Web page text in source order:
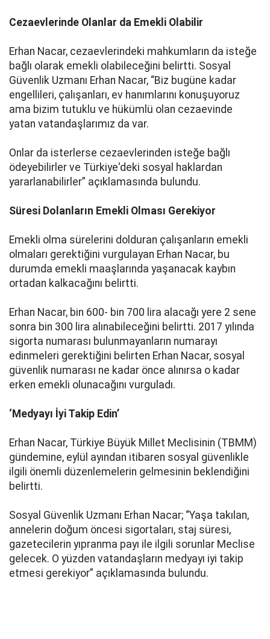
Cezaevlerinde Olanlar da Emekli Olabilir
Erhan Nacar, cezaevlerindeki mahkumların da isteğe
bağlı olarak emekli olabileceğini belirtti. Sosyal
Güvenlik Uzmanı Erhan Nacar, “Biz bugüne kadar
engellileri, çalışanları, ev hanımlarını konuşuyoruz
ama bizim tutuklu ve hükümlü olan cezaevinde
yatan vatandaşlarımız da var.
Onlar da isterlerse cezaevlerinden isteğe bağlı
ödeyebilirler ve Türkiye'deki sosyal haklardan
yararlanabilirler” açıklamasında bulundu.
Süresi Dolanların Emekli Olması Gerekiyor
Emekli olma sürelerini dolduran çalışanların emekli
olmaları gerektiğini vurgulayan Erhan Nacar, bu
durumda emekli maaşlarında yaşanacak kaybın
ortadan kalkacağını belirtti.
Erhan Nacar, bin 600- bin 700 lira alacağı yere 2 sene
sonra bin 300 lira alınabileceğini belirtti. 2017 yılında
sigorta numarası bulunmayanların numarayı
edinmeleri gerektiğini belirten Erhan Nacar, sosyal
güvenlik numarası ne kadar önce alınırsa o kadar
erken emekli olunacağını vurguladı.
‘Medyayı İyi Takip Edin’
Erhan Nacar, Türkiye Büyük Millet Meclisinin (TBMM)
gündemine, eylül ayından itibaren sosyal güvenlikle
ilgili önemli düzenlemelerin gelmesinin beklendiğini
belirtti.
Sosyal Güvenlik Uzmanı Erhan Nacar; “Yaşa takılan,
annelerin doğum öncesi sigortaları, staj süresi,
gazetecilerin yıpranma payı ile ilgili sorunlar Meclise
gelecek. O yüzden vatandaşların medyayı iyi takip
etmesi gerekiyor” açıklamasında bulundu.